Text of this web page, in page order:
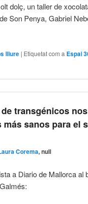
dolç, un taller de
Son Penya, Gabriel
lliure | Etiquetat com a Espai
transgénicos nos
sanos para el
Corema, null
a Diario de Mallorca al